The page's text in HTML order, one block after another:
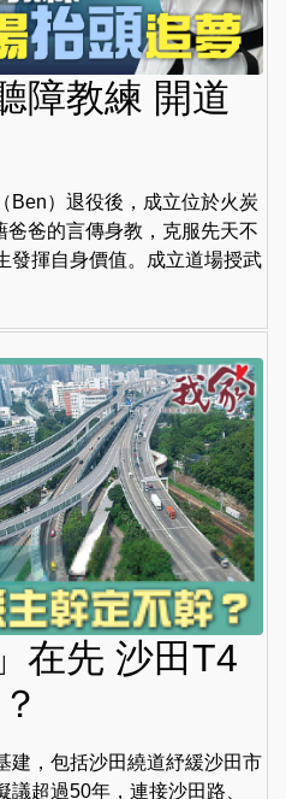
障教練 開道
Ben）退役後，成立位於火炭
爸的言傳身教，克服先天不
發揮自身價值。成立道場授武
在先 沙田T4
建，包括沙田繞道紓緩沙田市
超過50年，連接沙田路、